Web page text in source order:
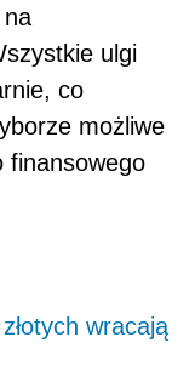
ulgi
co
możliwe
finansowego
wracają